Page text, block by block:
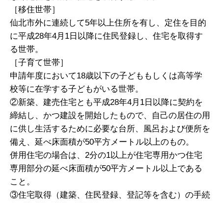
［移住世帯］
仙北市外に連続して5年以上住所を有し、定住を目的
に平成28年4月1日以降に住民登録し、住宅を取得す
る世帯。
［子育て世帯］
申請年度において18歳以下の子どももしくは高等学
校等に在学する子どもがいる世帯。
②新築、建売住宅とも平成28年4月1日以降に契約を
締結し、かつ建設を開始したもので、自己の居住の用
に供し生活するために必要な台所、風呂および便所を
備え、延べ床面積が50平方メートル以上のもの。
併用住宅の場合は、2分の1以上が住宅専用かつ住宅
専用部分の延べ床面積が50平方メートル以上である
こと。
③住宅取得（建築、住民登録、登記等を含む）の手続